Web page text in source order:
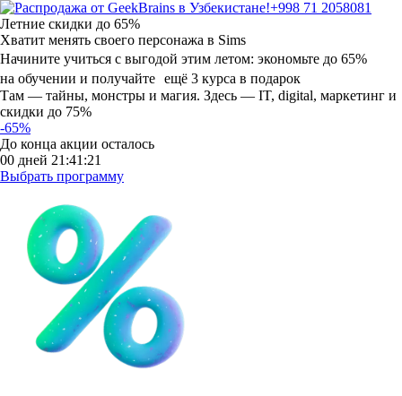
+998 71 2058081
Летние скидки до 65%
Хватит менять своего персонажа в Sims
Начините учиться с выгодой этим летом: экономьте до 65%
на обучении и получайте ещё 3 курса в подарок
Там — тайны, монстры и магия. Здесь — IT, digital, маркетинг и
скидки до 75%
-65%
До конца акции осталось
00 дней 21 :41 :20
Выбрать программу